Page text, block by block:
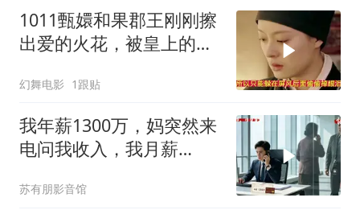
1011甄嬛和果郡王刚刚擦
出爱的火花，被皇上的到
幻舞电影 1跟贴
我年薪1300万，妈突然来
电问我收入，我月薪
苏有朋影音馆